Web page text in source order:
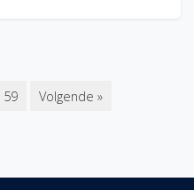
59 Volgende »